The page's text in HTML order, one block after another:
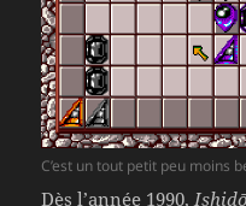
C’est un tout petit peu moins
Dès l’année 1990, Ishidō